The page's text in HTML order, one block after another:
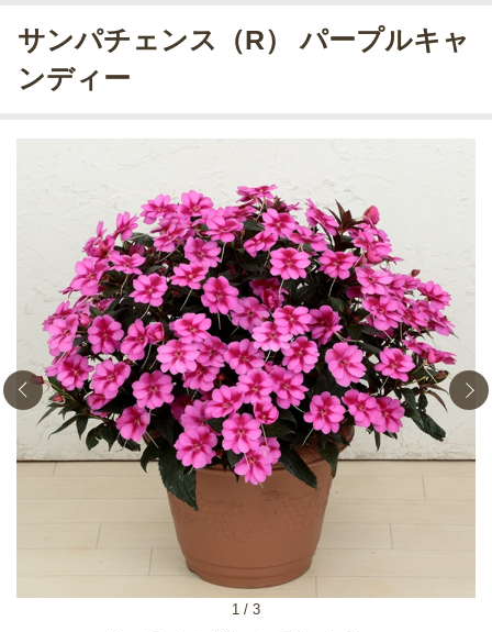
1 / 3
サンパチェンス（R） パープルキャ
ンディー